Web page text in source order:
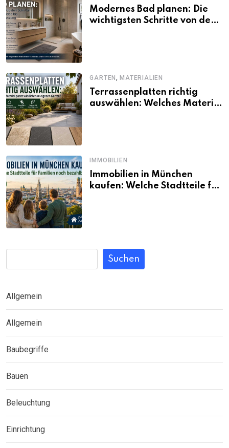
Modernes Bad planen: Die
wichtigsten Schritte von der
GARTEN,MATERIALIEN
Terrassenplatten richtig
auswählen: Welches Material
IMMOBILIEN
Immobilien in München
kaufen: Welche Stadtteile für
Suchen
Allgemein
Allgemein
Baubegriffe
Bauen
Beleuchtung
Einrichtung